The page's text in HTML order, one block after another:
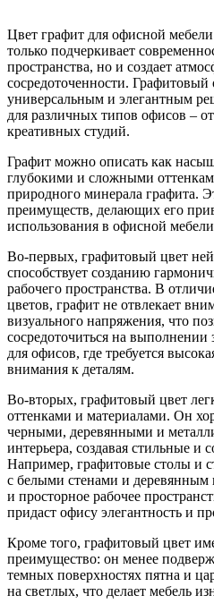
Цвет графит для офисной
только подчеркивает
пространства, но и создает
сосредоточенности. Графитовый
универсальным и элегантным
для различных типов офисов –
креативных студий.
Графит можно описать как
глубокими и сложными
природного минерала графита.
преимуществ, делающих его
использования в офисной
Во-первых, графитовый цвет
способствует созданию
рабочего пространства. В
цветов, графит не отвлекает
визуального напряжения, что
сосредоточиться на
для офисов, где требуется
внимания к деталям.
Во-вторых, графитовый цвет
оттенками и материалами. Он
черными, деревянными и
интерьера, создавая стильные и
Например, графитовые столы и
с белыми стенами и деревянным
и просторное рабочее
придаст офису элегантность и
Кроме того, графитовый цвет
преимущество: он менее
темных поверхностях пятна и
на светлых, что делает мебель